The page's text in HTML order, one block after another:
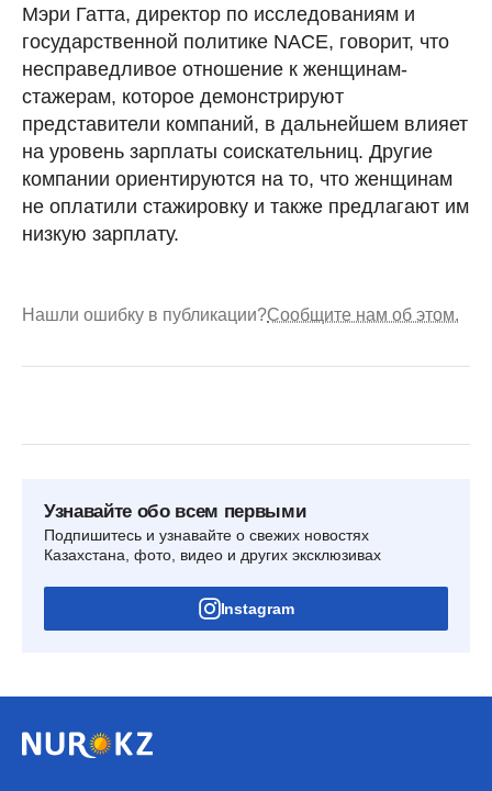
Мэри Гатта, директор по исследованиям и
государственной политике NACE, говорит, что
несправедливое отношение к женщинам-
стажерам, которое демонстрируют
представители компаний, в дальнейшем влияет
на уровень зарплаты соискательниц. Другие
компании ориентируются на то, что женщинам
не оплатили стажировку и также предлагают им
низкую зарплату.
Нашли ошибку в публикации?Сообщите нам об этом.
Узнавайте обо всем первыми
Подпишитесь и узнавайте о свежих новостях
Казахстана, фото, видео и других эксклюзивах
Instagram